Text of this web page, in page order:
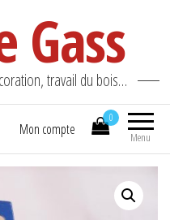
Gass
travail du bois…
Menu
0
Mon compte